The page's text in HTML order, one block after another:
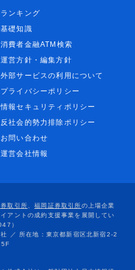
ランキング
基礎知識
消費者金融ATM検索
運営方針・編集方針
外部サービスの利用について
プライバシーポリシー
情報セキュリティポリシー
反社会的勢力排除ポリシー
お問い合わせ
運営会社情報